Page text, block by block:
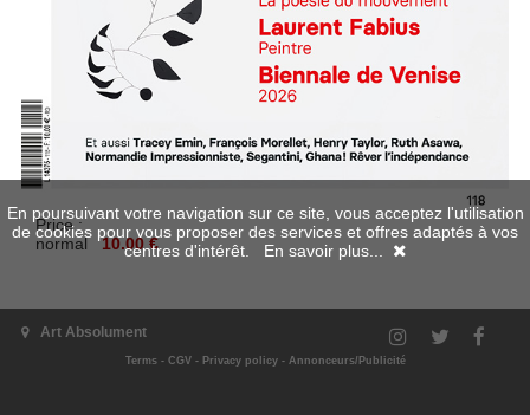
Price :
normal
10.00 €
Art Absolument
Terms- CGV- Privacy policy- Annonceurs/Publicité
En poursuivant votre navigation sur ce site, vous acceptez l'utilisation
de cookies pour vous proposer des services et offres adaptés à vos
centres d'intérêt. En savoir plus...